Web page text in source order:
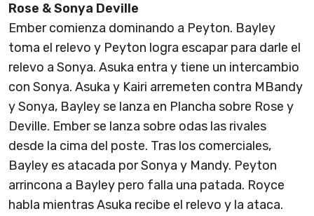
Rose & Sonya Deville
Ember comienza dominando a Peyton. Bayley
toma el relevo y Peyton logra escapar para darle el
relevo a Sonya. Asuka entra y tiene un intercambio
con Sonya. Asuka y Kairi arremeten contra MBandy
y Sonya, Bayley se lanza en Plancha sobre Rose y
Deville. Ember se lanza sobre odas las rivales
desde la cima del poste. Tras los comerciales,
Bayley es atacada por Sonya y Mandy. Peyton
arrincona a Bayley pero falla una patada. Royce
habla mientras Asuka recibe el relevo y la ataca.